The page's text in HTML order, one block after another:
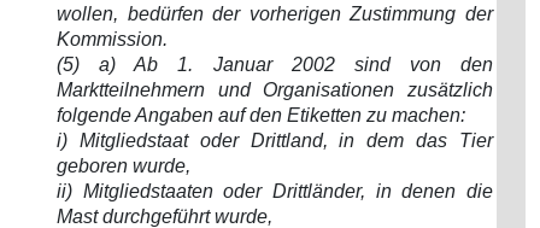
wollen, bedürfen der vorherigen Zustimmung der
Kommission.
(5) a) Ab 1. Januar 2002 sind von den
Marktteilnehmern und Organisationen zusätzlich
folgende Angaben auf den Etiketten zu machen:
i) Mitgliedstaat oder Drittland, in dem das Tier
geboren wurde,
ii) Mitgliedstaaten oder Drittländer, in denen die
Mast durchgeführt wurde,